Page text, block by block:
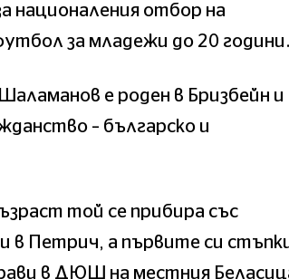
националения отбор на
за младежи до 20
е роден в Бризбейн и
– българско и
той се прибира със
в Петрич, а първите си
в ДЮШ на местния